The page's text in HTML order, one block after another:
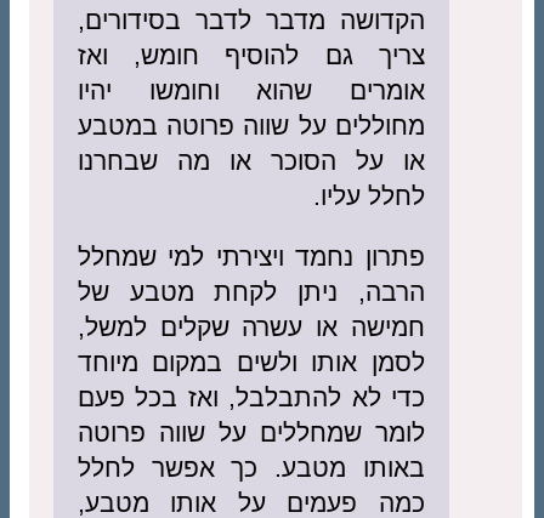
הקדושה מדבר לדבר בסידורים,
צריך גם להוסיף חומש, ואז
אומרים שהוא וחומשו יהיו
מחוללים על שווה פרוטה במטבע
או על הסוכר או מה שבחרנו
לחלל עליו.
פתרון נחמד ויצירתי למי שמחלל
הרבה, ניתן לקחת מטבע של
חמישה או עשרה שקלים למשל,
לסמן אותו ולשים במקום מיוחד
כדי לא להתבלבל, ואז בכל פעם
לומר שמחללים על שווה פרוטה
באותו מטבע. כך אפשר לחלל
כמה פעמים על אותו מטבע,